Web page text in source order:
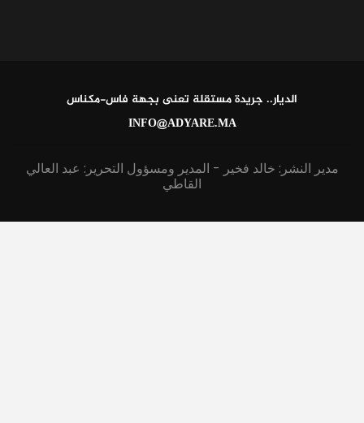
الديار.. جريدة مستقلة تعنى بجهة فاس-مكناس
INFO@ADYARE.MA
مدير النشر: خالد فخير - المدير ومسؤول التحرير: عبد العالي
القاطي